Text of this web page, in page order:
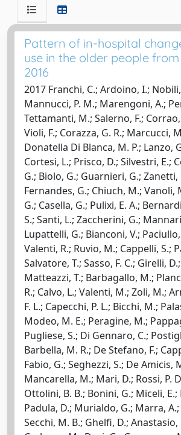
Pattern of in-hospital
use in the older people from
2016
2017 Franchi, C.; Ardoino, I.;
Mannucci, P. M.; Marengoni, A.;
Tettamanti, M.; Salerno, F.; Corrao,
Violi, F.; Corazza, G. R.; Marcucci,
Donatella Di Blanca, M. P.; Lanzo,
Cortesi, L.; Prisco, D.; Silvestri, E.;
G.; Biolo, G.; Guarnieri, G.; Zanetti,
Fernandes, G.; Chiuch, M.; Vanoli,
G.; Casella, G.; Pulixi, E. A.;
S.; Santi, L.; Zaccherini, G.;
Lupattelli, G.; Bianconi, V.; Paciullo,
Valenti, R.; Ruvio, M.; Cappelli, S.;
Salvatore, T.; Sasso, F. C.; Girelli,
Matteazzi, T.; Barbagallo, M.;
R.; Calvo, L.; Valenti, M.; Zoli, M.;
F. L.; Capecchi, P. L.; Bicchi, M.;
Modeo, M. E.; Peragine, M.;
Pugliese, S.; Di Gennaro, C.;
Barbella, M. R.; De Stefano, F.;
Fabio, G.; Seghezzi, S.; De Amicis,
Mancarella, M.; Mari, D.; Rossi, P.
Ottolini, B. B.; Bonini, G.; Miceli, E.;
Padula, D.; Murialdo, G.; Marra, A.;
Secchi, M. B.; Ghelfi, D.; Anastasio,